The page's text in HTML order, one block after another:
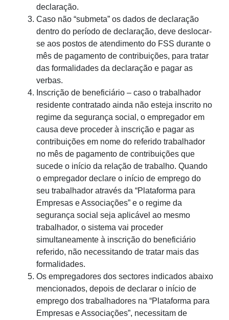
declaração.
Caso não “submeta” os dados de declaração
dentro do período de declaração, deve deslocar-
se aos postos de atendimento do FSS durante o
mês de pagamento de contribuições, para tratar
das formalidades da declaração e pagar as
verbas.
Inscrição de beneficiário – caso o trabalhador
residente contratado ainda não esteja inscrito no
regime da segurança social, o empregador em
causa deve proceder à inscrição e pagar as
contribuições em nome do referido trabalhador
no mês de pagamento de contribuições que
sucede o início da relação de trabalho. Quando
o empregador declare o início de emprego do
seu trabalhador através da “Plataforma para
Empresas e Associações” e o regime da
segurança social seja aplicável ao mesmo
trabalhador, o sistema vai proceder
simultaneamente à inscrição do beneficiário
referido, não necessitando de tratar mais das
formalidades.
Os empregadores dos sectores indicados abaixo
mencionados, depois de declarar o início de
emprego dos trabalhadores na “Plataforma para
Empresas e Associações”, necessitam de